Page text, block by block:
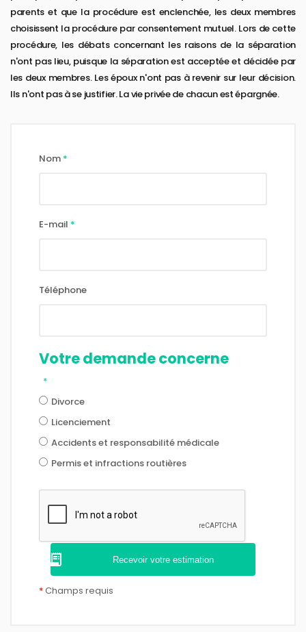
parents et que la procédure est enclenchée, les deux membres
choisissent la procédure par consentement mutuel. Lors de cette
procédure, les débats concernant les raisons de la séparation
n'ont pas lieu, puisque la séparation est acceptée et décidée par
les deux membres. Les époux n'ont pas à revenir sur leur décision.
Ils n'ont pas à se justifier. La vie privée de chacun est épargnée.
Nom *
E-mail *
Téléphone
Votre demande concerne
*
Divorce
Licenciement
Accidents et responsabilité médicale
Permis et infractions routières
*Champs requis